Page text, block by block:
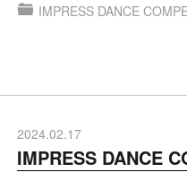
IMPRESS DANCE
2024.02.17
IMPRESS DANCE